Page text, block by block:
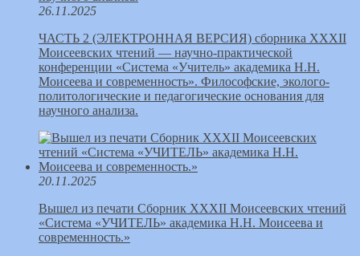
26.11.2025
ЧАСТЬ 2 (ЭЛЕКТРОННАЯ ВЕРСИЯ) сборника XXXII
Моисеевских чтений — научно-практической
конференции «Система «Учитель» академика Н.Н.
Моисеева и современность». Философские, эколого-
политологические и педагогические основания для
научного анализа.
20.11.2025
Вышел из печати Сборник ХХХII Моисеевских чтений
«Система «УЧИТЕЛЬ» академика Н.Н. Моисеева и
современность.»